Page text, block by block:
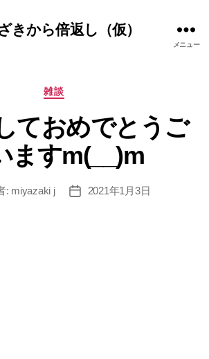
きから倍返し（仮）
メニュー
カ
ゴ
リ
ー
雑談
ておめでとうご
ますm(__)m
: miyazaki j
投
2021年1月3日